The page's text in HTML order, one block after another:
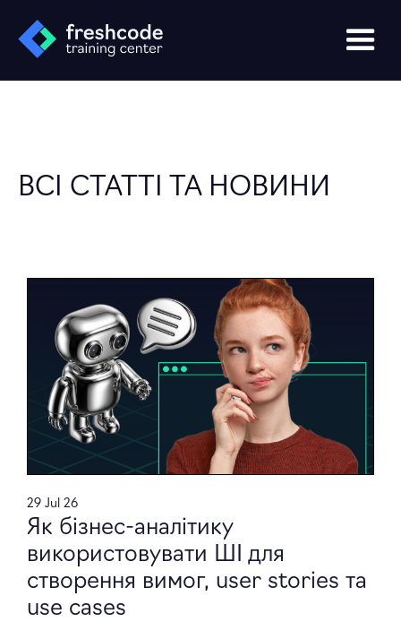
ВСІ СТАТТІ ТА НОВИНИ
29 Jul 26
Як бізнес-аналітику
використовувати ШІ для
створення вимог, user stories та
use cases